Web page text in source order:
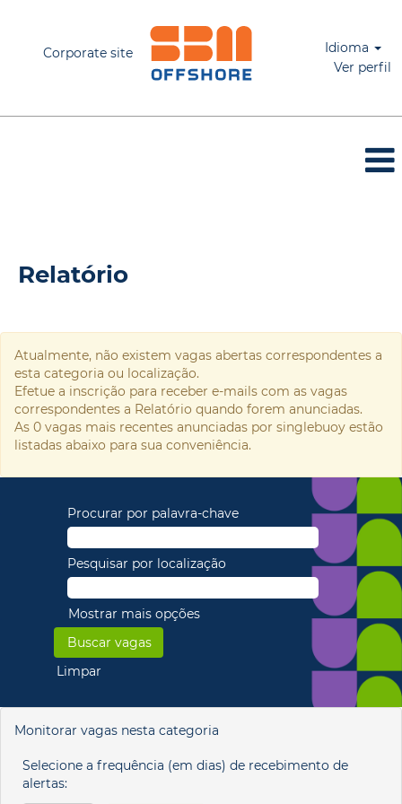
Corporate site
Idioma
Ver perfil
Relatório
Atualmente, não existem vagas abertas correspondentes a
esta categoria ou localização.
Efetue a inscrição para receber e-mails com as vagas
correspondentes a Relatório quando forem anunciadas.
As 0 vagas mais recentes anunciadas por singlebuoy estão
listadas abaixo para sua conveniência.
Procurar por palavra-chave
Pesquisar por localização
Mostrar mais opções
Limpar
Monitorar vagas nesta categoria
Selecione a frequência (em dias) de recebimento de
alertas: